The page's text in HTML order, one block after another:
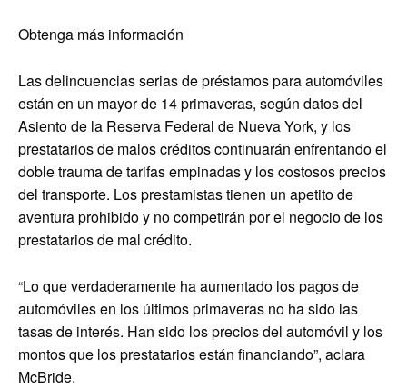
Obtenga más información
Las delincuencias serias de préstamos para automóviles
están en un mayor de 14 primaveras, según datos del
Asiento de la Reserva Federal de Nueva York, y los
prestatarios de malos créditos continuarán enfrentando el
doble trauma de tarifas empinadas y los costosos precios
del transporte. Los prestamistas tienen un apetito de
aventura prohibido y no competirán por el negocio de los
prestatarios de mal crédito.
“Lo que verdaderamente ha aumentado los pagos de
automóviles en los últimos primaveras no ha sido las
tasas de interés. Han sido los precios del automóvil y los
montos que los prestatarios están financiando”, aclara
McBride.